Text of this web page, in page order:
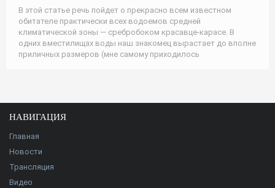
В этой статье речь пойдет о прекрасно всем известном
обитателе практически всех водоемов средней
климатической зоны — сребробоком красавце-карасе. В
одних вместилищах воды наш знакомец вырастает до вполне
приличных размеров (мне самому приходилось
НАВИГАЦИЯ
Главная
Новости
Трансляция
Видео